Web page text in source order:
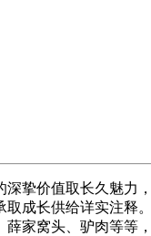
价值取长久魅力
成长供给详实注
家窝头、驴肉等